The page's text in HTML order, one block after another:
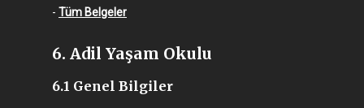
- Tüm Belgeler
6. Adil Yaşam Okulu
6.1 Genel Bilgiler